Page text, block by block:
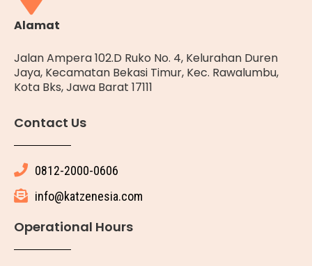
Alamat
Jalan Ampera 102.D Ruko No. 4, Kelurahan Duren
Jaya, Kecamatan Bekasi Timur, Kec. Rawalumbu,
Kota Bks, Jawa Barat 17111
Contact Us
0812-2000-0606
info@katzenesia.com
Operational Hours